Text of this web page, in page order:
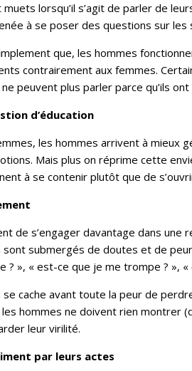
lorsqu’il s’agit de parler de
à se poser des questions sur
que, les hommes
contrairement aux femmes.
peuvent plus parler parce qu’ils
d’éducation
les hommes arrivent à
Mais plus on réprime cette
à se contenir plutôt que de
de s’engager davantage dans
submergés de doutes et de
? », « est-ce que je me trompe ? »,
cache avant toute la peur de
les hommes ne doivent rien montrer
leur virilité.
par leurs actes